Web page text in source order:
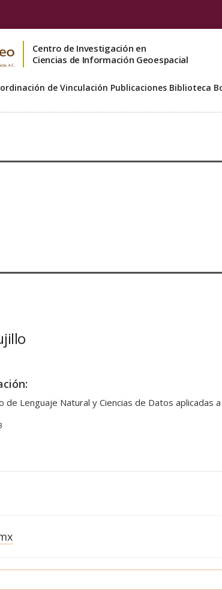
Centro de Investigación en
Ciencias de Información Geoespacial
de Vinculación Publicaciones Biblioteca
de Lenguaje Natural y Ciencias de Datos aplicadas